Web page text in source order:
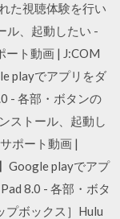
た視聴体験を行い
ル、起動したい -
ート動画 | J:COM
playでアプリをダ
- 各部・ボタンの
ストール、起動し
ポート動画 |
Google playでアプ
8.0 - 各部・ボタ
プボックス］Hulu